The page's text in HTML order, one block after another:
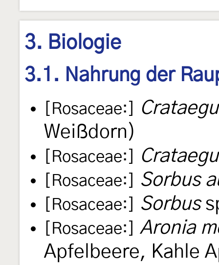
3. Biologie
3.1. Nahrung der
[Rosaceae:]
Weißdorn)
[Rosaceae:]
[Rosaceae:] Sorbus
[Rosaceae:] Sorbus
[Rosaceae:]
Aronia
Apfelbeere, Kahle